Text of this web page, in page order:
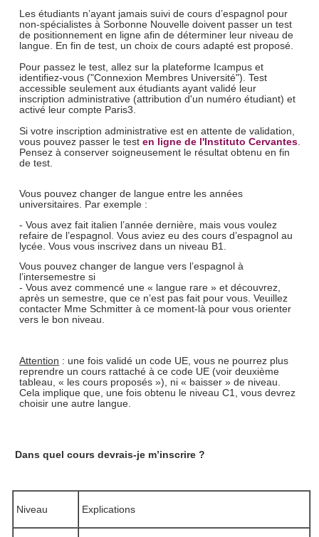
Les étudiants n’ayant jamais suivi de cours d’espagnol pour
non-spécialistes à Sorbonne Nouvelle doivent passer un test
de positionnement en ligne afin de déterminer leur niveau de
langue. En fin de test, un choix de cours adapté est proposé.
Pour passez le test, allez sur la plateforme Icampus et
identifiez-vous ("Connexion Membres Université"). Test
accessible seulement aux étudiants ayant validé leur
inscription administrative (attribution d'un numéro étudiant) et
activé leur compte Paris3.
Si votre inscription administrative est en attente de validation,
vous pouvez passer le testen ligne de l'Instituto Cervantes
Pensez à conserver soigneusement le résultat obtenu en fin
de test.
Vous pouvez changer de langue entre les années
universitaires. Par exemple :
- Vous avez fait italien l’année dernière, mais vous voulez
refaire de l’espagnol. Vous aviez eu des cours d’espagnol au
lycée. Vous vous inscrivez dans un niveau B1.
Vous pouvez changer de langue vers l’espagnol à
l’intersemestre si
- Vous avez commencé une « langue rare » et découvrez,
après un semestre, que ce n’est pas fait pour vous. Veuillez
contacter Mme Schmitter à ce moment-là pour vous orienter
vers le bon niveau.
Attention : une fois validé un code UE, vous ne pourrez plus
reprendre un cours rattaché à ce code UE (voir deuxième
tableau, « les cours proposés »), ni « baisser » de niveau.
Cela implique que, une fois obtenu le niveau C1, vous devrez
choisir une autre langue.
Dans quel cours devrais-je m’inscrire ?
Niveau Explications